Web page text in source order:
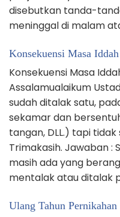
disebutkan tanda-
meninggal di malam
Konsekuensi Masa
Konsekuensi Masa
Assalamualaikum
sudah ditalak satu,
sekamar dan
tangan, DLL.) tapi
Trimakasih. Jawaban :
masih ada yang
mentalak atau ditalak
Ulang Tahun Pernikahan